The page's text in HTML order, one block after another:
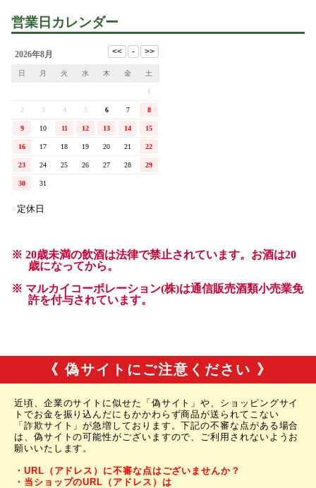
《 偽サイトにご注意ください 》
近頃、企業のサイトに似せた「偽サイト」や、ショッピングサイ
トでお金を振り込んだにもかかわらず商品が送られてこない
「詐欺サイト」が急増しております。下記の不審な点がある場合
は、偽サイトの可能性がございますので、ご利用されないようお
願いいたします。
・URL（アドレス）に不審な点はございませんか？
・当ショップのURL（アドレス）は